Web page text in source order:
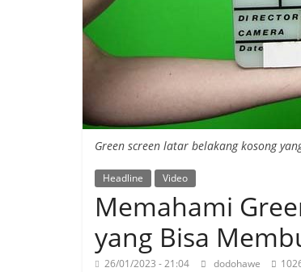
Green screen latar belakang kosong
Headline Video
Memahami
yang Bisa
26/01/2023 - 21:04 dodohawe